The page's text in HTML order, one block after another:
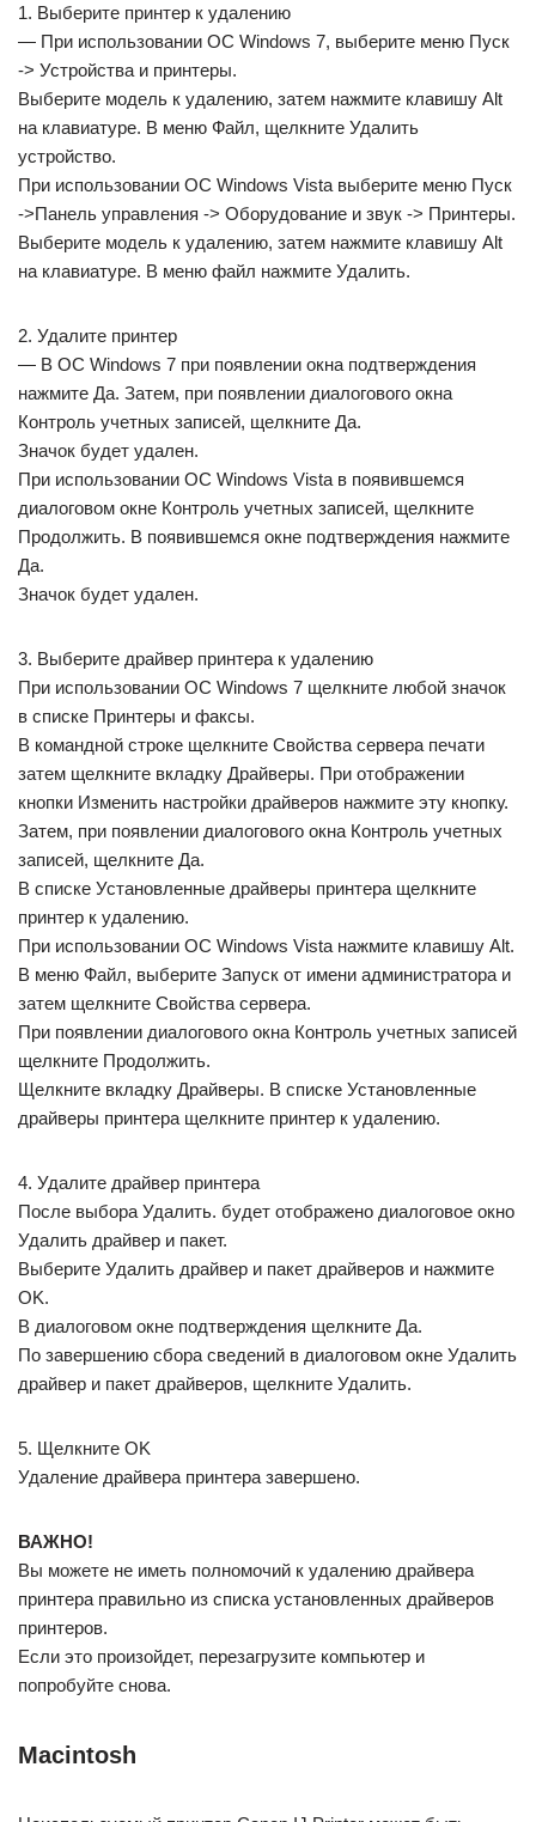
1. Выберите принтер к удалению
— При использовании ОС Windows 7, выберите меню Пуск
-> Устройства и принтеры.
Выберите модель к удалению, затем нажмите клавишу Alt
на клавиатуре. В меню Файл, щелкните Удалить
устройство.
При использовании ОС Windows Vista выберите меню Пуск
->Панель управления -> Оборудование и звук -> Принтеры.
Выберите модель к удалению, затем нажмите клавишу Alt
на клавиатуре. В меню файл нажмите Удалить.
2. Удалите принтер
— В ОС Windows 7 при появлении окна подтверждения
нажмите Да. Затем, при появлении диалогового окна
Контроль учетных записей, щелкните Да.
Значок будет удален.
При использовании ОС Windows Vista в появившемся
диалоговом окне Контроль учетных записей, щелкните
Продолжить. В появившемся окне подтверждения нажмите
Да.
Значок будет удален.
3. Выберите драйвер принтера к удалению
При использовании ОС Windows 7 щелкните любой значок
в списке Принтеры и факсы.
В командной строке щелкните Свойства сервера печати
затем щелкните вкладку Драйверы. При отображении
кнопки Изменить настройки драйверов нажмите эту кнопку.
Затем, при появлении диалогового окна Контроль учетных
записей, щелкните Да.
В списке Установленные драйверы принтера щелкните
принтер к удалению.
При использовании ОС Windows Vista нажмите клавишу Alt.
В меню Файл, выберите Запуск от имени администратора и
затем щелкните Свойства сервера.
При появлении диалогового окна Контроль учетных записей
щелкните Продолжить.
Щелкните вкладку Драйверы. В списке Установленные
драйверы принтера щелкните принтер к удалению.
4. Удалите драйвер принтера
После выбора Удалить. будет отображено диалоговое окно
Удалить драйвер и пакет.
Выберите Удалить драйвер и пакет драйверов и нажмите
OK.
В диалоговом окне подтверждения щелкните Да.
По завершению сбора сведений в диалоговом окне Удалить
драйвер и пакет драйверов, щелкните Удалить.
5. Щелкните OK
Удаление драйвера принтера завершено.
ВАЖНО!
Вы можете не иметь полномочий к удалению драйвера
принтера правильно из списка установленных драйверов
принтеров.
Если это произойдет, перезагрузите компьютер и
попробуйте снова.
Macintosh